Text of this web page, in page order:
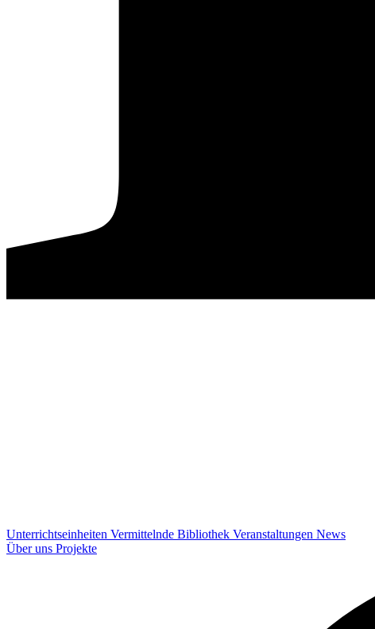
Unterrichtseinheiten Vermittelnde Bibliothek Veranstaltungen News
Über uns Projekte